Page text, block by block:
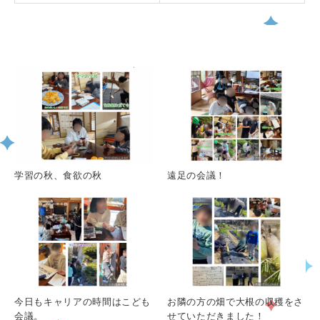
学習の秋、食欲の秋 遠足の会議！
今日もキャリアの時間はこども
会議。
お隣の方の畑で大根の収穫をさ
せていただきました！